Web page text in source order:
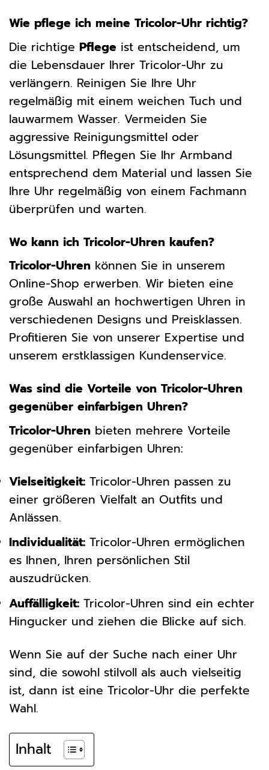
Wie pflege ich meine Tricolor-Uhr richtig?
Die richtige Pflege ist entscheidend, um
die Lebensdauer Ihrer Tricolor-Uhr zu
verlängern. Reinigen Sie Ihre Uhr
regelmäßig mit einem weichen Tuch und
lauwarmem Wasser. Vermeiden Sie
aggressive Reinigungsmittel oder
Lösungsmittel. Pflegen Sie Ihr Armband
entsprechend dem Material und lassen Sie
Ihre Uhr regelmäßig von einem Fachmann
überprüfen und warten.
Wo kann ich Tricolor-Uhren kaufen?
Tricolor-Uhren können Sie in unserem
Online-Shop erwerben. Wir bieten eine
große Auswahl an hochwertigen Uhren in
verschiedenen Designs und Preisklassen.
Profitieren Sie von unserer Expertise und
unserem erstklassigen Kundenservice.
Was sind die Vorteile von Tricolor-Uhren
gegenüber einfarbigen Uhren?
Tricolor-Uhren bieten mehrere Vorteile
gegenüber einfarbigen Uhren:
Vielseitigkeit: Tricolor-Uhren passen zu
einer größeren Vielfalt an Outfits und
Anlässen.
Individualität: Tricolor-Uhren ermöglichen
es Ihnen, Ihren persönlichen Stil
auszudrücken.
Auffälligkeit: Tricolor-Uhren sind ein echter
Hingucker und ziehen die Blicke auf sich.
Wenn Sie auf der Suche nach einer Uhr
sind, die sowohl stilvoll als auch vielseitig
ist, dann ist eine Tricolor-Uhr die perfekte
Wahl.
Inhalt